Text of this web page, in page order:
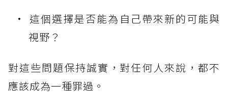
這個選擇是否能為自己帶來新的可能與
視野？
對這些問題保持誠實，對任何人來說，都不
應該成為一種罪過。